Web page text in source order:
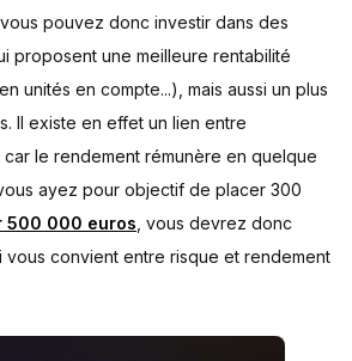
pouvez donc investir dans des
proposent une meilleure rentabilité
unités en compte...), mais aussi un plus
Il existe en effet un lien entre
le rendement rémunère en quelque
ayez pour objectif de placer 300
500 000 euros , vous devrez donc
vous convient entre risque et rendement